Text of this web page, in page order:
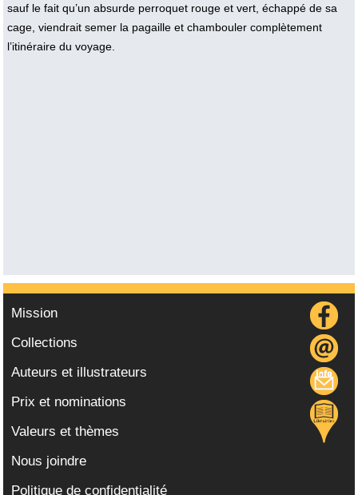
sauf le fait qu’un absurde perroquet rouge et vert, échappé de sa
cage, viendrait semer la pagaille et chambouler complètement
l’itinéraire du voyage.
Mission
Collections
Auteurs et illustrateurs
Prix et nominations
Valeurs et thèmes
Nous joindre
Politique de confidentialité